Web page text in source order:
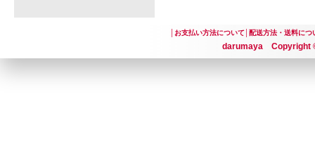
お支払い方法について│ 配送方法・送料につ
darumaya Copyright